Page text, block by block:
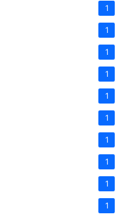
1
1
1
1
1
1
1
1
1
1